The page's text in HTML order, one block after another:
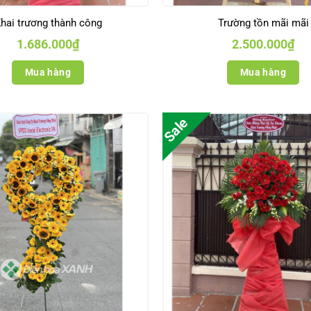
trương thành công
1.686.000₫
Mua hàng
Trường tồn mãi mãi
2.500.000₫
Mua hàng
Sale